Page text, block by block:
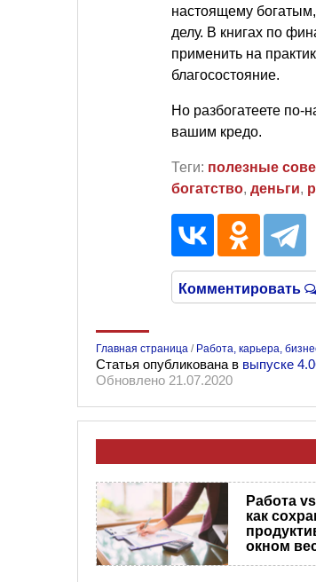
настоящему
делу. В книгах по
применить на
благосостояние.
Но разбогатеете по-
вашим кредо.
Теги: полезные
богатство, деньги,
Комментировать
Главная страница / Работа, карьера,
Статья опубликована в выпуске
Обновлено 21.07.2020
Работа
как
окном